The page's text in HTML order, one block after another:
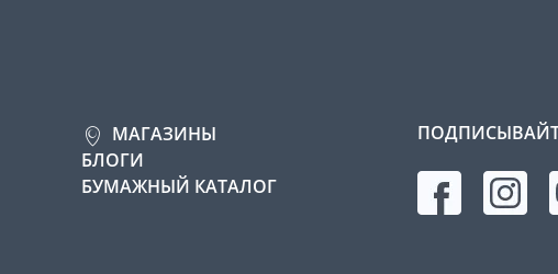
МАГАЗИНЫ
БЛОГИ
БУМАЖНЫЙ КАТАЛОГ